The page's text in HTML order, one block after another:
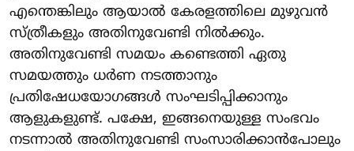
എന്തെങ്കിലും ആയാൽ കേരളത്തിലെ മുഴുവൻ
സ്ത്രീകളും അതിനുവേണ്ടി നിൽക്കും.
അതിനുവേണ്ടി സമയം കണ്ടെത്തി ഏതു
സമയത്തും ധർണ നടത്താനും
പ്രതിഷേധയോഗങ്ങൾ സംഘടിപ്പിക്കാനും
ആളുകളുണ്ട്. പക്ഷേ, ഇങ്ങനെയുള്ള സംഭവം
നടന്നാൽ അതിനുവേണ്ടി സംസാരിക്കാൻപോലും